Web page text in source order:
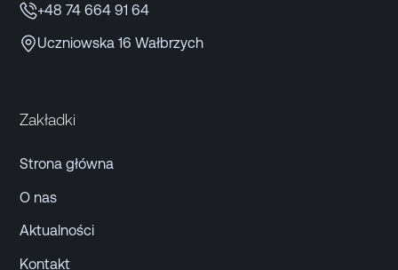
+48 74 664 91 64
Uczniowska 16 Wałbrzych
Zakładki
Strona główna
O nas
Aktualności
Kontakt